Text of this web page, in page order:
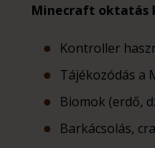
Minecraft oktatás
Kontroller
Tájékozódás a
Biomok (erdő,
Barkácsolás,